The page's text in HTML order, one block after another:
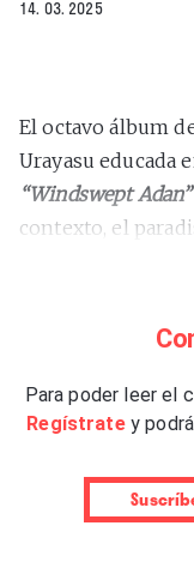
14. 03. 2025
El octavo álbum
Urayasu educada
“Windswept Adan”
contexto, el
Mundial que dejó
inmersión de
sur de Japón
sensación de
llevar esta vez
Para poder leer el
Regístrate y